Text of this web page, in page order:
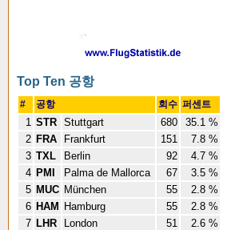
Top Ten 공항
# 공항 회수 퍼센트
1 STR Stuttgart 680
35.1 %
2 FRA Frankfurt 151
7.8 %
3 TXL Berlin 92
4.7 %
4 PMI Palma de Mallorca 67
3.5 %
5 MUC München 55
2.8 %
6 HAM Hamburg 55
2.8 %
7 LHR London 51
2.6 %